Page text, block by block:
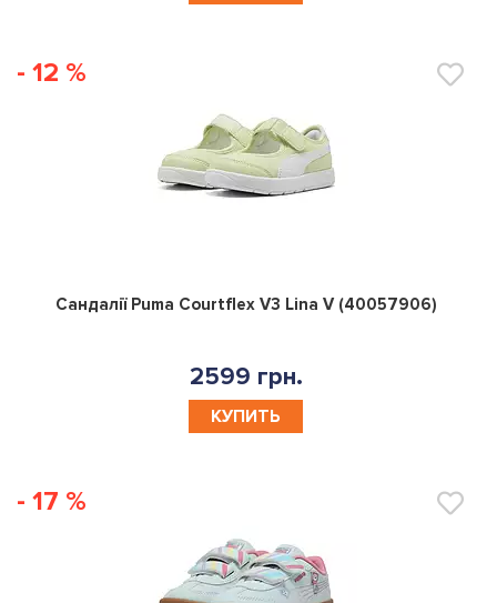
- 12 %
0
Сандалії Puma Courtflex V3 Lina V (40057906)
2599 грн.
КУПИТЬ
- 17 %